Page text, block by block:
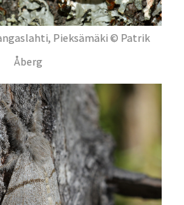
Pieksämäki © Patrik
Åberg